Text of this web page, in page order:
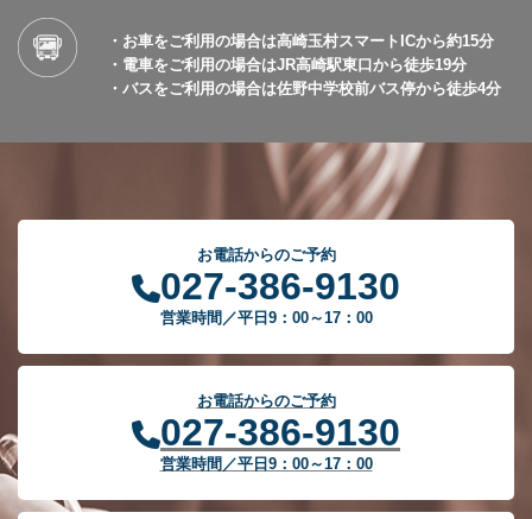
・お車をご利用の場合は高崎玉村スマートICから約15分
・電車をご利用の場合はJR高崎駅東口から徒歩19分
・バスをご利用の場合は佐野中学校前バス停から徒歩4分
お電話からのご予約
027-386-9130
営業時間／平日9：00～17：00
お電話からのご予約
027-386-9130
営業時間／平日9：00～17：00